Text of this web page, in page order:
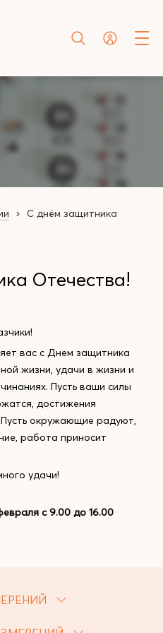
С днём защитника
Отечества!
вас с Днем защитника
жизни, удачи в жизни и
Пусть ваши силы
достижения
окружающие радуют,
работа приносит
удачи!
с 9.00 до 16.00